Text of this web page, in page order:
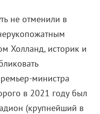
не отменили в
Холланд, историк и
министра
в 2021 году был
(крупнейший в